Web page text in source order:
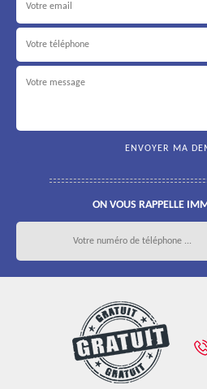
ON VOUS RAPPELLE